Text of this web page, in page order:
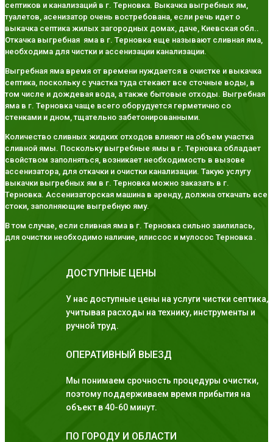
септиков и канализаций в г. Терновка. Выкачка выгребных ям,
туалетов, асенизатор очень востребована, если речь идет о
выкачка септика жилых загородных домах, даче, Киевская обл..
Откачка выгребная яма в г. Терновка еще называют сливная яма,
необходима для чистки и ассенизации канализации.
Выгребная яма время от времени нуждается в очистке и выкачка
септика, поскольку с участка туда стекают все сточные воды, в
том числе и дождевая вода, а также бытовые отходы. Выгребная
яма в г. Терновка чаще всего оборудуется герметично со
стенками и дном, тщательно забетонированными.
Количество сливных жидких отходов влияют на объем участка
сливной ямы. Поскольку выгребные ямы в г. Терновка обладает
свойством заполняться, возникает необходимость в вызове
ассенизатора, для откачки и очистки канализации. Такую услугу
выкачки выгребных ям в г. Терновка можно заказать в г.
Терновка. Ассенизаторская машина в аренду, должна откачать все
стоки, заполняющие выгребную яму.
В том случае, если сливная яма в г. Терновка сильно заилилась,
для очистки необходимо наличие, илиссос и мулосос Терновка .
ДОСТУПНЫЕ ЦЕНЫ
У нас доступные цены на услуги чистки септика,
учитывая расходы на технику, инструменты и
ручной труд.
ОПЕРАТИВНЫЙ ВЫЕЗД
Мы понимаем срочность процедуры очистки,
поэтому поддерживаем время прибытия на
объект в 40-60 минут.
ПО ГОРОДУ И ОБЛАСТИ